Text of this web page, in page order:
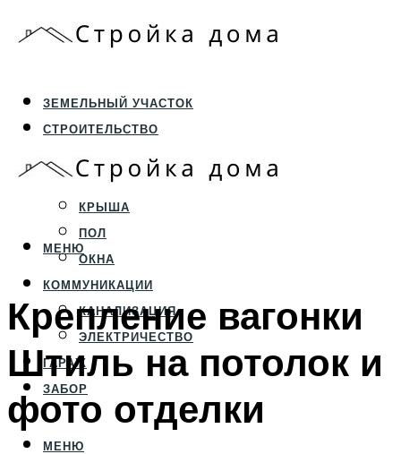
ЗЕМЕЛЬНЫЙ УЧАСТОК
СТРОИТЕЛЬСТВО
ФУНДАМЕНТ И ЦОКОЛЬ
ПЕРЕКРЫТИЯ И СТЕНЫ
КРЫША
ПОЛ
ОКНА
КОММУНИКАЦИИ
КАНАЛИЗАЦИЯ
ЭЛЕКТРИЧЕСТВО
ГАРАЖ
ЗАБОР
МЕНЮ
МЕНЮ
Крепление вагонки
Штиль на потолок и
фото отделки